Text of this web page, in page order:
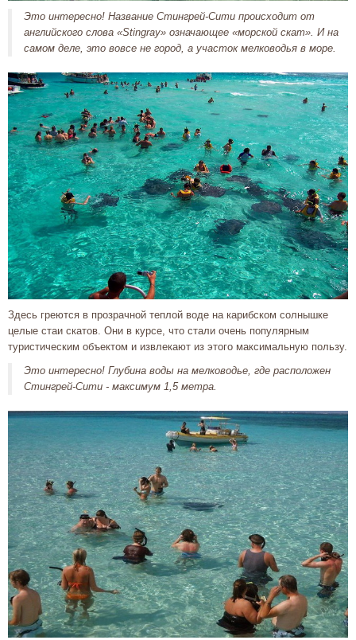
Это интересно! Название Стингрей-Сити происходит от
английского слова «Stingray» означающее «морской скат». И на
самом деле, это вовсе не город, а участок мелководья в море.
Здесь греются в прозрачной теплой воде на карибском солнышке
целые стаи скатов. Они в курсе, что стали очень популярным
туристическим объектом и извлекают из этого максимальную пользу.
Это интересно! Глубина воды на мелководье, где расположен
Стингрей-Сити - максимум 1,5 метра.